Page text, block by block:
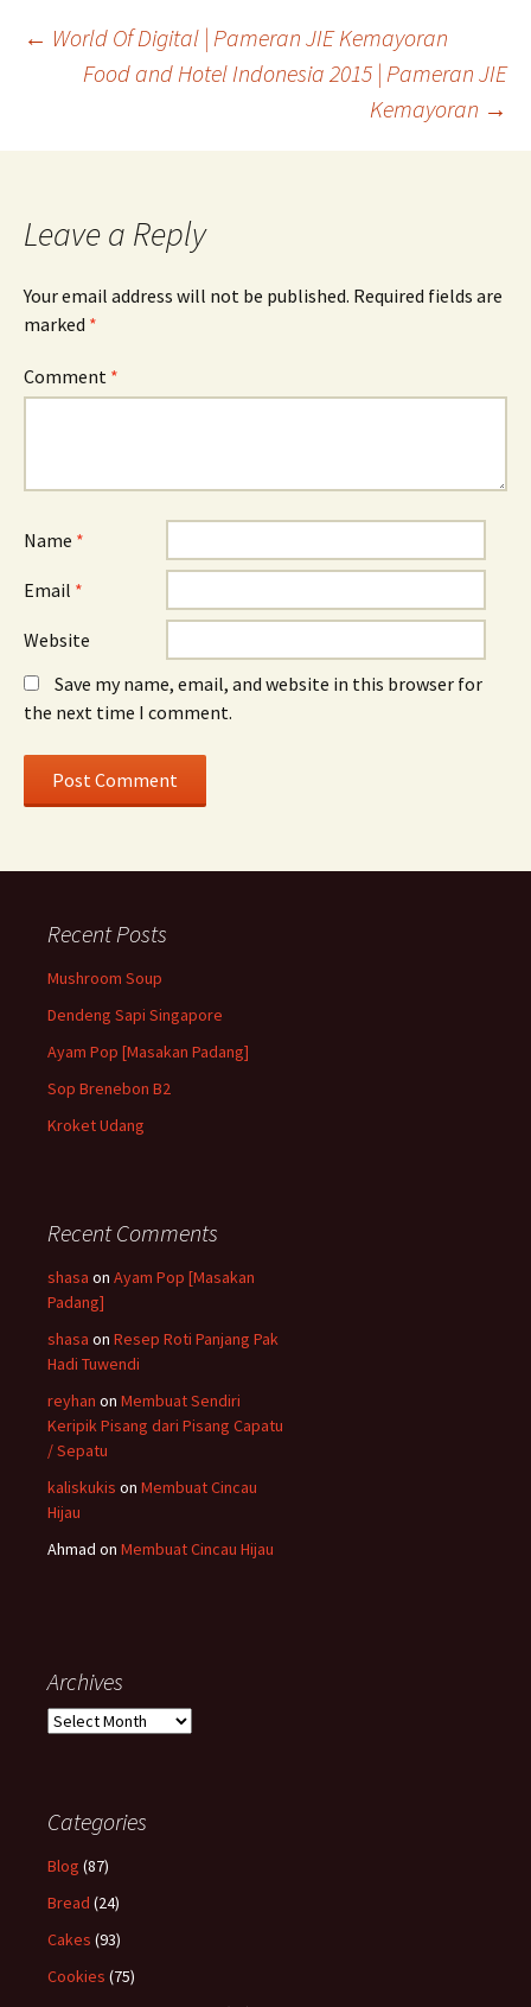
Post
navigation
← World Of Digital | Pameran JIE Kemayoran
Food and Hotel Indonesia 2015 | Pameran JIE
Kemayoran →
Leave a Reply
Your email address will not be published. Required fields are
marked *
Comment *
Name *
Email *
Website
Save my name, email, and website in this browser for
the next time I comment.
Recent Posts
Mushroom Soup
Dendeng Sapi Singapore
Ayam Pop [Masakan Padang]
Sop Brenebon B2
Kroket Udang
Recent Comments
shasa on Ayam Pop [Masakan
Padang]
shasa on Resep Roti Panjang Pak
Hadi Tuwendi
reyhan on Membuat Sendiri
Keripik Pisang dari Pisang Capatu
/ Sepatu
kaliskukis on Membuat Cincau
Hijau
Ahmad on Membuat Cincau Hijau
Archives
Archives
Categories
Blog (87)
Bread (24)
Cakes (93)
Cookies (75)